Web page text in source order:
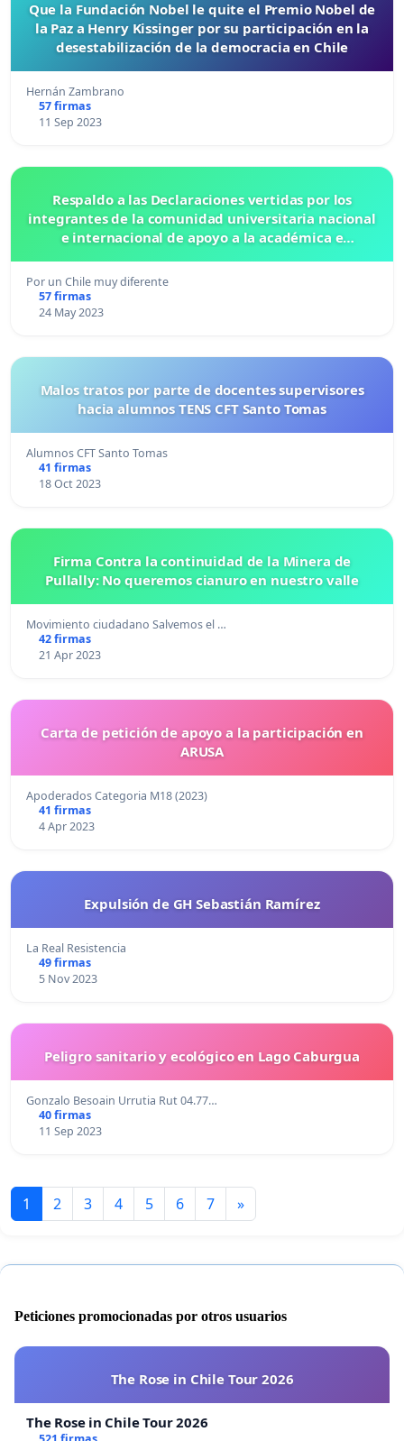
Que la Fundación Nobel le quite el Premio Nobel de
la Paz a Henry Kissinger por su participación en la
desestabilización de la democracia en Chile
Hernán Zambrano
57 firmas
11 Sep 2023
Respaldo a las Declaraciones vertidas por los
integrantes de la comunidad universitaria nacional
e internacional de apoyo a la académica e
Por un Chile muy diferente
57 firmas
24 May 2023
Malos tratos por parte de docentes supervisores
hacia alumnos TENS CFT Santo Tomas
Alumnos CFT Santo Tomas
41 firmas
18 Oct 2023
Firma Contra la continuidad de la Minera de
Pullally: No queremos cianuro en nuestro valle
Movimiento ciudadano Salvemos el …
42 firmas
21 Apr 2023
Carta de petición de apoyo a la participación en
ARUSA
Apoderados Categoria M18 (2023)
41 firmas
4 Apr 2023
Expulsión de GH Sebastián Ramírez
La Real Resistencia
49 firmas
5 Nov 2023
Peligro sanitario y ecológico en Lago Caburgua
Gonzalo Besoain Urrutia Rut 04.77…
40 firmas
11 Sep 2023
1 2 3 4 5 6 7 »
Peticiones promocionadas por otros usuarios
The Rose in Chile Tour 2026
The Rose in Chile Tour 2026